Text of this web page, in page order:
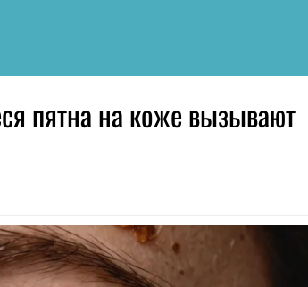
пятна на коже вызывают